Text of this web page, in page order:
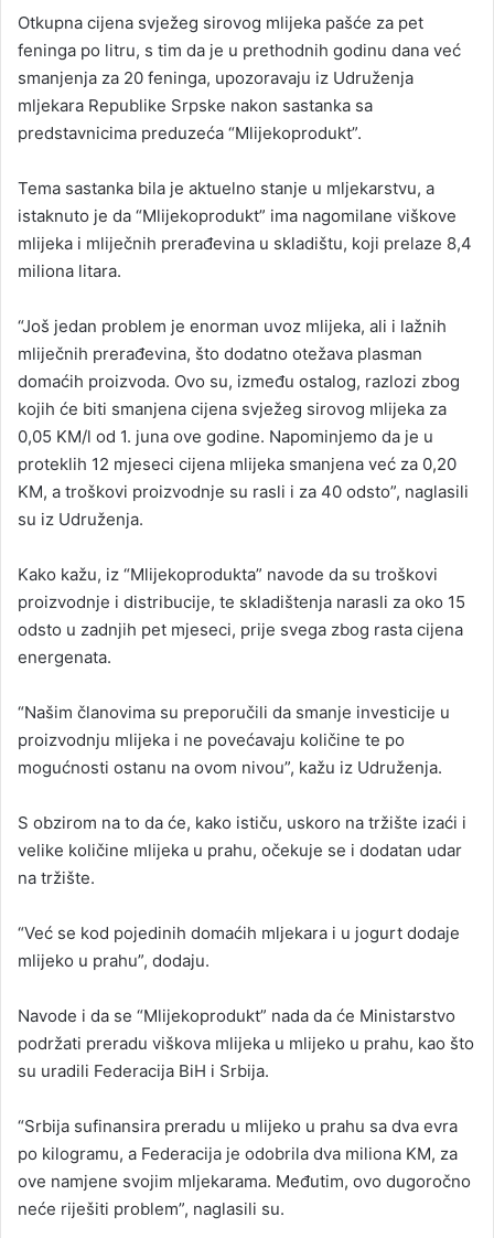
d
a
n
e
m
i
Otkupna cijena svježeg sirovog mlijeka pašće za pet
feninga po litru, s tim da je u prethodnih godinu dana već
smanjenja za 20 feninga, upozoravaju iz Udruženja
mljekara Republike Srpske nakon sastanka sa
predstavnicima preduzeća “Mlijekoprodukt”.
Tema sastanka bila je aktuelno stanje u mljekarstvu, a
istaknuto je da “Mlijekoprodukt” ima nagomilane viškove
mlijeka i mliječnih prerađevina u skladištu, koji prelaze 8,4
miliona litara.
“Još jedan problem je enorman uvoz mlijeka, ali i lažnih
mliječnih prerađevina, što dodatno otežava plasman
domaćih proizvoda. Ovo su, između ostalog, razlozi zbog
kojih će biti smanjena cijena svježeg sirovog mlijeka za
0,05 KM/l od 1. juna ove godine. Napominjemo da je u
proteklih 12 mjeseci cijena mlijeka smanjena već za 0,20
KM, a troškovi proizvodnje su rasli i za 40 odsto”, naglasili
su iz Udruženja.
Kako kažu, iz “Mlijekoprodukta” navode da su troškovi
proizvodnje i distribucije, te skladištenja narasli za oko 15
odsto u zadnjih pet mjeseci, prije svega zbog rasta cijena
energenata.
“Našim članovima su preporučili da smanje investicije u
proizvodnju mlijeka i ne povećavaju količine te po
mogućnosti ostanu na ovom nivou”, kažu iz Udruženja.
S obzirom na to da će, kako ističu, uskoro na tržište izaći i
velike količine mlijeka u prahu, očekuje se i dodatan udar
na tržište.
“Već se kod pojedinih domaćih mljekara i u jogurt dodaje
mlijeko u prahu”, dodaju.
Navode i da se “Mlijekoprodukt” nada da će Ministarstvo
podržati preradu viškova mlijeka u mlijeko u prahu, kao što
su uradili Federacija BiH i Srbija.
“Srbija sufinansira preradu u mlijeko u prahu sa dva evra
po kilogramu, a Federacija je odobrila dva miliona KM, za
ove namjene svojim mljekarama. Međutim, ovo dugoročno
neće riješiti problem”, naglasili su.